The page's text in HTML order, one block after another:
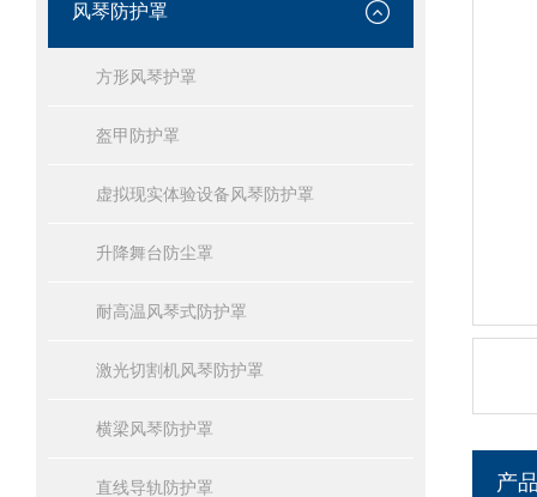
风琴防护罩
方形风琴护罩
盔甲防护罩
虚拟现实体验设备风琴防护罩
升降舞台防尘罩
耐高温风琴式防护罩
激光切割机风琴防护罩
横梁风琴防护罩
直线导轨防护罩 产